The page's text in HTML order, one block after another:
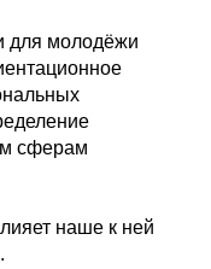
для молодёжи
сферам
наше к ней